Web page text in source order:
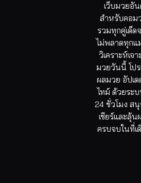
เว็บมวยอั
สำหรับคอม
รวมทุกคู่เด็ด
ไม่พลาดทุก
วิเคราะห์เจ
มวยวันนี้ โป
ผลมวย อัปเด
ไทม์ ด้วยระ
24 ชั่วโมง ส
เชียร์และลุ้
ครบจบในที่เ